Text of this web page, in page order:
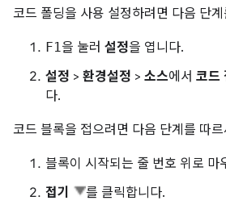
코드 폴딩을 사용 설정하려면 다음 단
F1을 눌러 설정을 엽니다.
설정 > 환경설정 > 소스에서 코드
다.
코드 블록을 접으려면 다음 단계를 따르
블록이 시작되는 줄 번호 위로 마
접기
를 클릭합니다.